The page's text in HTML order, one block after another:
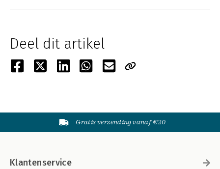
Deel dit artikel
Gratis verzending vanaf €20
Klantenservice